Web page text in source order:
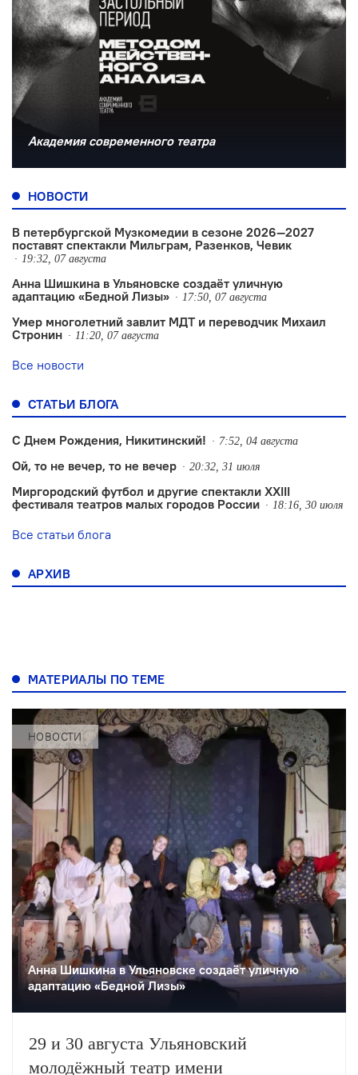
Академия современного театра
НОВОСТИ
В петербургской Музкомедии в сезоне 2026—2027
поставят спектакли Мильграм, Разенков, Чевик
19:32, 07 августа
Анна Шишкина в Ульяновске создаëт уличную
адаптацию «Бедной Лизы»
17:50, 07 августа
Умер многолетний завлит МДТ и переводчик Михаил
Стронин
11:20, 07 августа
Все новости
СТАТЬИ БЛОГА
С Днем Рождения, Никитинский! 7:52, 04 августа
Ой, то не вечер, то не вечер 20:32, 31 июля
Миргородский футбол и другие спектакли XXIII
фестиваля театров малых городов России
18:16, 30 июля
Все статьи блога
АРХИВ
МАТЕРИАЛЫ ПО ТЕМЕ
НОВОСТИ
Анна Шишкина в Ульяновске создаëт уличную
адаптацию «Бедной Лизы»
29 и 30 августа Ульяновский
молодёжный театр имени